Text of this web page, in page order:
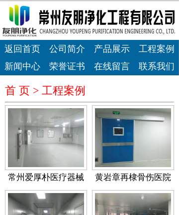
返回首页 公司简介 产品展示
工程案例
新闻中心
荣誉证书 在线留言 联系我们
首 页 > 工程案例
常州爱厚朴医疗器械
车间
黄岩章再棣骨伤医院